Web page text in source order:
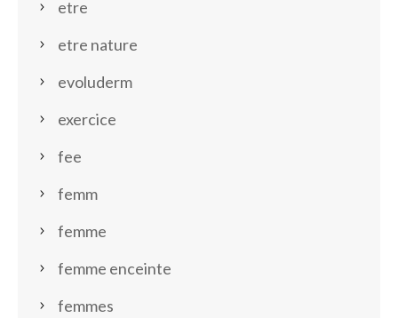
etre
etre nature
evoluderm
exercice
fee
femm
femme
femme enceinte
femmes